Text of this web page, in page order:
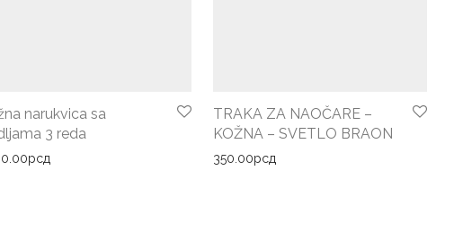
narukvica sa
3 reda
рсд
TRAKA ZA NAOČARE –
KOŽNA – SVETLO BRAON
350.00рсд